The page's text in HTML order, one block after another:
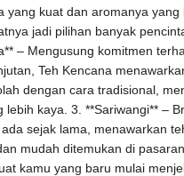
yang kuat dan aromanya yang
jadi pilihan banyak
– Mengusung komitmen
Teh Kencana
dengan cara tradisional,
lebih kaya. 3. **Sariwangi** –
sejak lama, menawarkan
mudah ditemukan di
kamu yang baru mulai